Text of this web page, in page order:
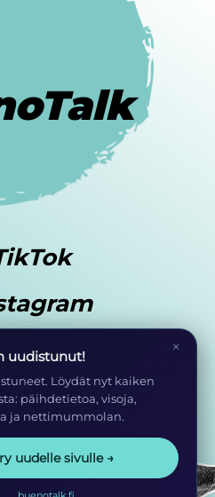
ry:n
×
uudistunut!
Löydät nyt kaiken
päihdetietoa, visoja,
ja nettimummolan.
uudelle sivulle →